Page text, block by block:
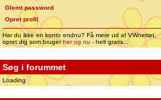
Glemt password
Opret profil
Har du ikke en konto endnu? Få mere ud af VWnettet,
opret dig som brugerher og nu - helt gratis...
Søg i forummet
Loading